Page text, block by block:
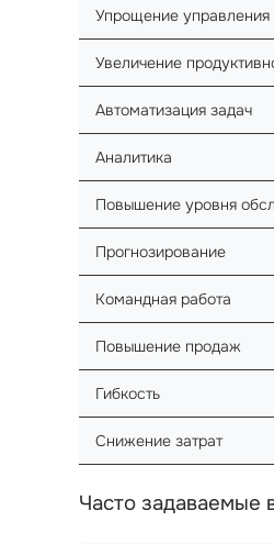
Упрощение управления
Увеличение
Автоматизация задач
Аналитика
Повышение уровня
Прогнозирование
Командная работа
Повышение продаж
Гибкость
Снижение затрат
Часто задаваемые